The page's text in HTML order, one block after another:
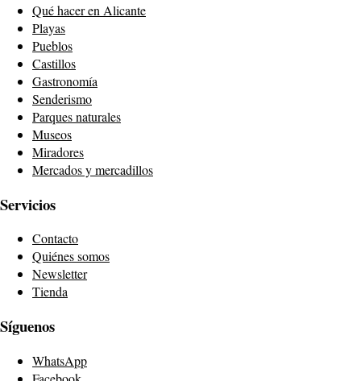
Qué hacer en Alicante
Playas
Pueblos
Castillos
Gastronomía
Senderismo
Parques naturales
Museos
Miradores
Mercados y mercadillos
Servicios
Contacto
Quiénes somos
Newsletter
Tienda
Síguenos
WhatsApp